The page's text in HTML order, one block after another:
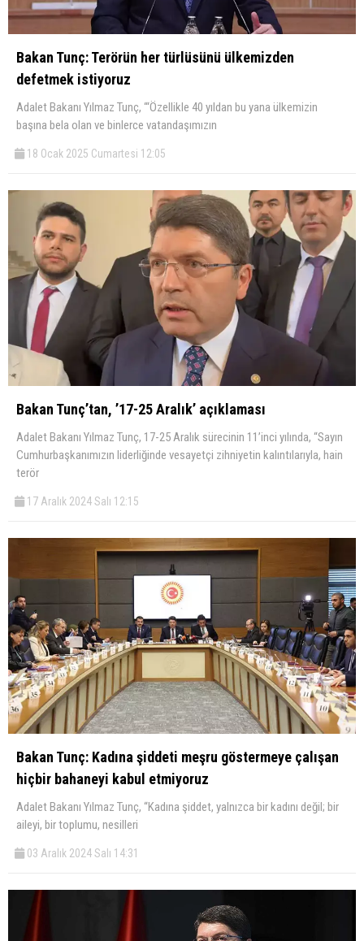
Bakan Tunç: Terörün her türlüsünü ülkemizden
defetmek istiyoruz
Adalet Bakanı Yılmaz Tunç, “‘Özellikle 40 yıldan bu yana ülkemizin
başına bela olan ve binlerce vatandaşımızın
18 Ocak 2025 Cumartesi 12:05
Bakan Tunç’tan, ’17-25 Aralık’ açıklaması
Adalet Bakanı Yılmaz Tunç, 17-25 Aralık sürecinin 11’inci yılında, “Sayın
Cumhurbaşkanımızın liderliğinde vesayetçi zihniyetin kalıntılarıyla, hain
terör
17 Aralık 2024 Salı 12:15
Bakan Tunç: Kadına şiddeti meşru göstermeye çalışan
hiçbir bahaneyi kabul etmiyoruz
Adalet Bakanı Yılmaz Tunç, “Kadına şiddet, yalnızca bir kadını değil; bir
aileyi, bir toplumu, nesilleri
03 Aralık 2024 Salı 14:31